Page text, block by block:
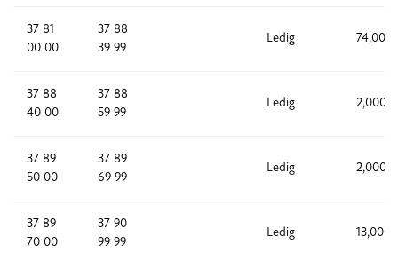
37 81
00 00
37 88
39 99
Ledig 74,000
37 88
40 00
37 88
59 99
Ledig 2,000
37 89
50 00
37 89
69 99
Ledig 2,000
37 89
70 00
37 90
99 99
Ledig 13,000